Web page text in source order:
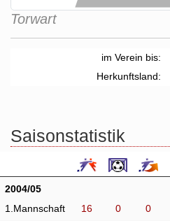
Torwart
im Verein bis:
Herkunftsland:
Saisonstatistik
2004/05
1.Mannschaft
16 0 0